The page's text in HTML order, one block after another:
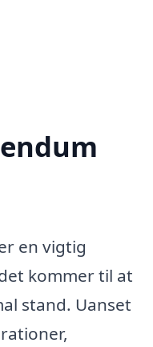
en vigtig
kommer til at
stand. Uanset